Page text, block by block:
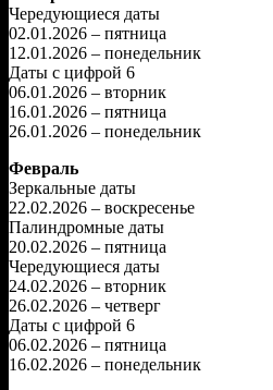
Чередующиеся даты
02.01.2026 – пятница
12.01.2026 – понедельник
Даты с цифрой 6
06.01.2026 – вторник
16.01.2026 – пятница
26.01.2026 – понедельник
Февраль
Зеркальные даты
22.02.2026 – воскресенье
Палиндромные даты
20.02.2026 – пятница
Чередующиеся даты
24.02.2026 – вторник
26.02.2026 – четверг
Даты с цифрой 6
06.02.2026 – пятница
16.02.2026 – понедельник